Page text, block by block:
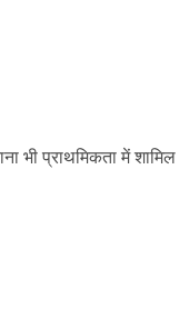
भी प्राथमिकता में शामिल